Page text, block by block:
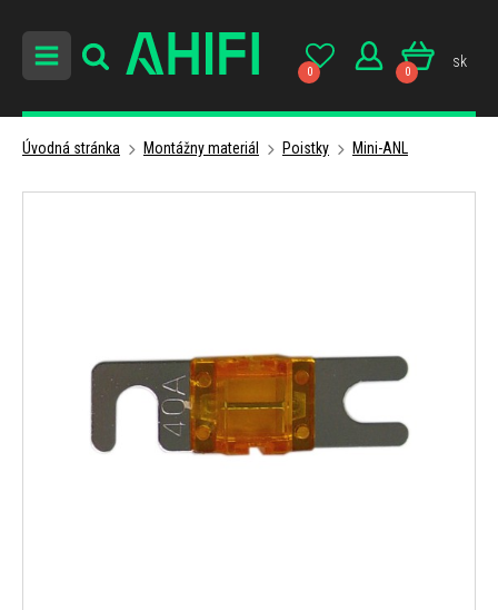
0 0
sk
Úvodná stránka Montážny materiál Poistky Mini-ANL